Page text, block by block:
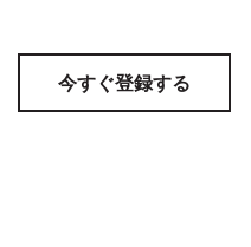
今すぐ登録する